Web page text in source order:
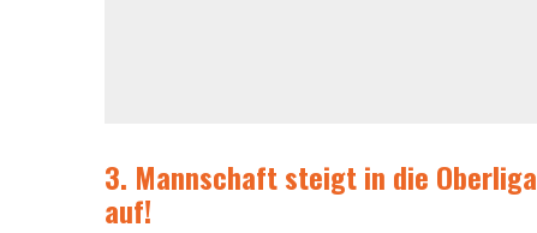
3. Mannschaft steigt in die Oberliga
auf!